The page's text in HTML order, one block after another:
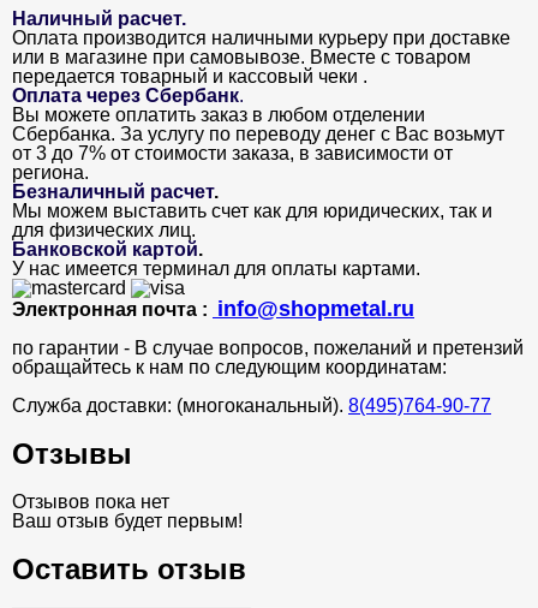
Наличный расчет.
Оплата производится наличными курьеру при доставке
или в магазине при самовывозе. Вместе с товаром
передается товарный и кассовый чеки .
Оплата через Сбербанк.
Вы можете оплатить заказ в любом отделении
Сбербанка. За услугу по переводу денег с Вас возьмут
от 3 до 7% от стоимости заказа, в зависимости от
региона.
Безналичный расчет.
Мы можем выставить счет как для юридических, так и
для физических лиц.
Банковской картой.
У нас имеется терминал для оплаты картами.
Электронная почта : info@shopmetal.ru
по гарантии - В случае вопросов, пожеланий и претензий
обращайтесь к нам по следующим координатам:
Служба доставки: (многоканальный). 8(495)764-90-77
Отзывы
Отзывов пока нет
Ваш отзыв будет первым!
Оставить отзыв